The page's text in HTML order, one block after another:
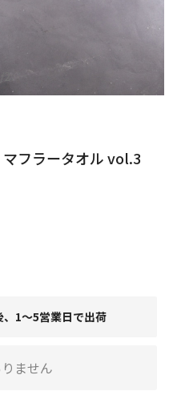
マフラータオル vol.3
、1～5営業日で出荷
ません